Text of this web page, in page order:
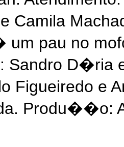
Camila
um pau no
Sandro
Figueiredo e
Produ��o: